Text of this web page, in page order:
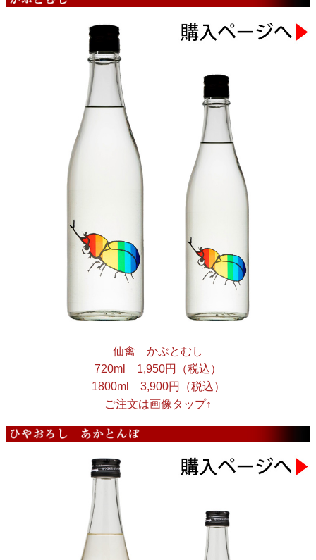
仙禽 かぶとむし
720ml 1,950円（税込）
1800ml 3,900円（税込）
ご注文は画像タップ↑